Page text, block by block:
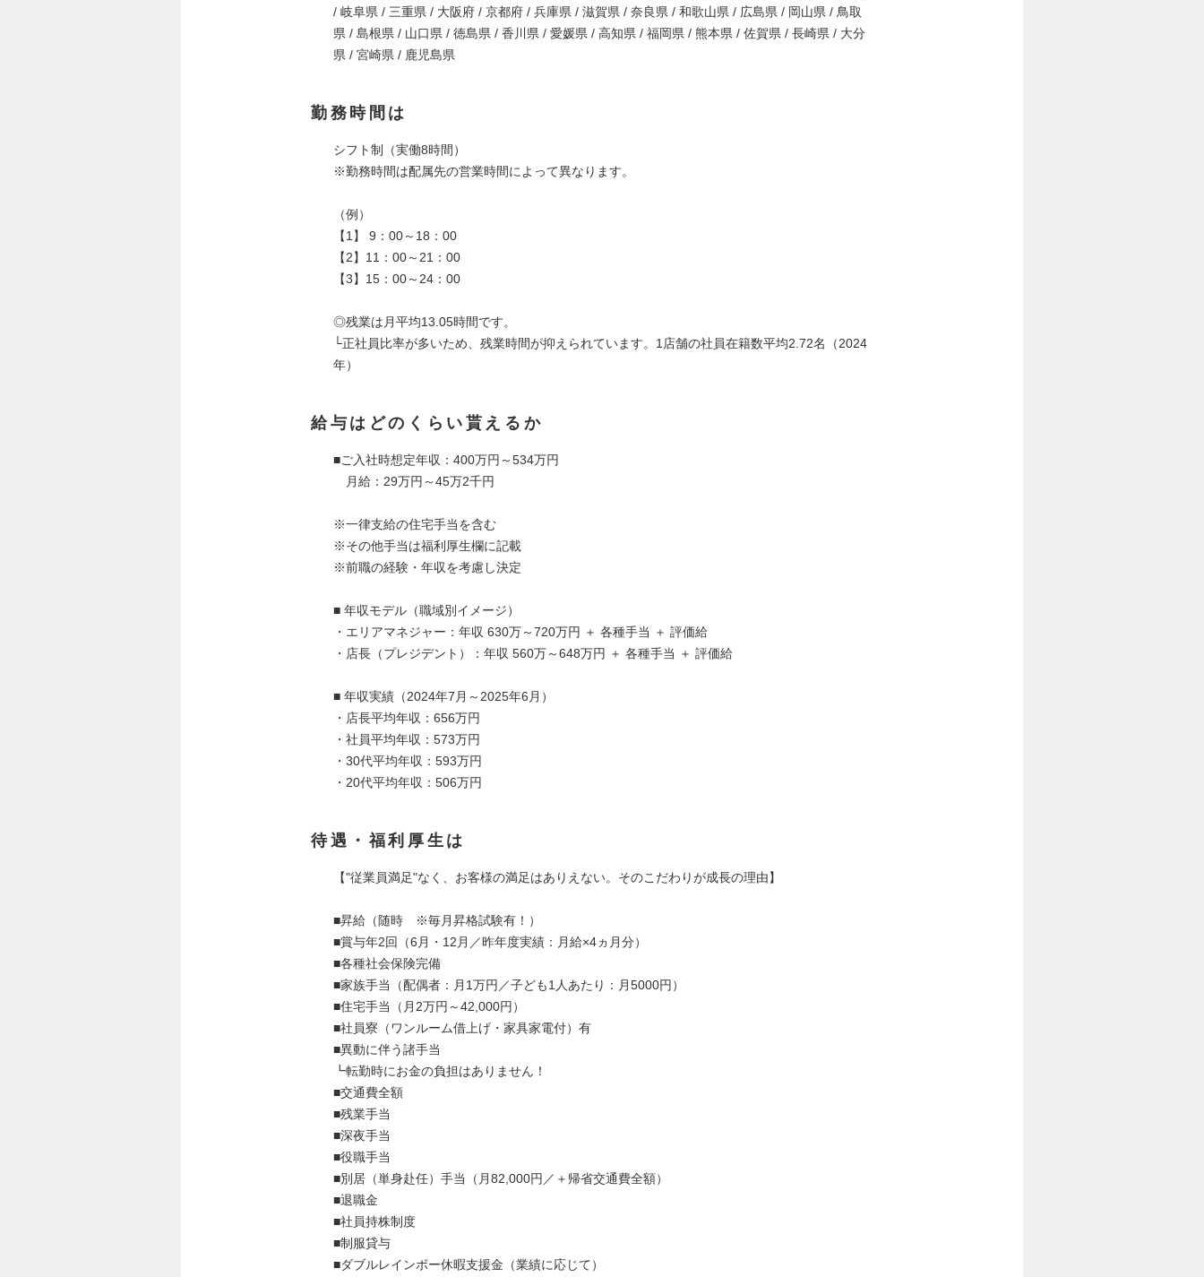
/ 岐阜県 / 三重県 / 大阪府 / 京都府 / 兵庫県 / 滋賀県 / 奈良県 / 和歌山県 / 広島県 / 岡山県 / 鳥取
県 / 島根県 / 山口県 / 徳島県 / 香川県 / 愛媛県 / 高知県 / 福岡県 / 熊本県 / 佐賀県 / 長崎県 / 大分
県 / 宮崎県 / 鹿児島県
勤務時間は
シフト制（実働8時間）
※勤務時間は配属先の営業時間によって異なります。
（例）
【1】 9：00～18：00
【2】11：00～21：00
【3】15：00～24：00
◎残業は月平均13.05時間です。
└正社員比率が多いため、残業時間が抑えられています。1店舗の社員在籍数平均2.72名（2024
年）
給与はどのくらい貰えるか
■ご入社時想定年収：400万円～534万円
月給：29万円～45万2千円
※一律支給の住宅手当を含む
※その他手当は福利厚生欄に記載
※前職の経験・年収を考慮し決定
■ 年収モデル（職域別イメージ）
・エリアマネジャー：年収 630万～720万円 ＋ 各種手当 ＋ 評価給
・店長（プレジデント）：年収 560万～648万円 ＋ 各種手当 ＋ 評価給
■ 年収実績（2024年7月～2025年6月）
・店長平均年収：656万円
・社員平均年収：573万円
・30代平均年収：593万円
・20代平均年収：506万円
待遇・福利厚生は
【"従業員満足"なく、お客様の満足はありえない。そのこだわりが成長の理由】
■昇給（随時 ※毎月昇格試験有！）
■賞与年2回（6月・12月／昨年度実績：月給×4ヵ月分）
■各種社会保険完備
■家族手当（配偶者：月1万円／子ども1人あたり：月5000円）
■住宅手当（月2万円～42,000円）
■社員寮（ワンルーム借上げ・家具家電付）有
■異動に伴う諸手当
┗転勤時にお金の負担はありません！
■交通費全額
■残業手当
■深夜手当
■役職手当
■別居（単身赴任）手当（月82,000円／＋帰省交通費全額）
■退職金
■社員持株制度
■制服貸与
■ダブルレインボー休暇支援金（業績に応じて）